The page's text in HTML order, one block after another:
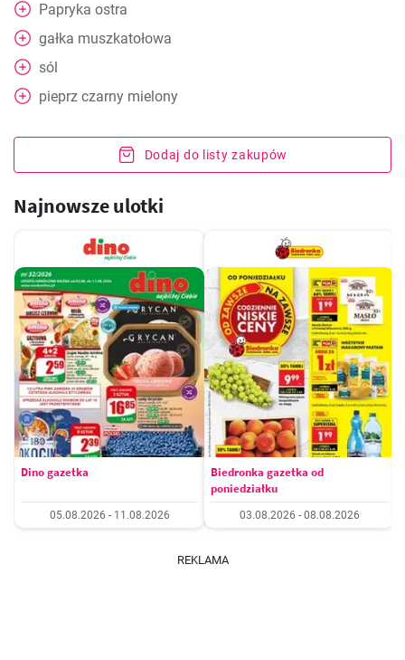
Papryka ostra
gałka muszkatołowa
sól
pieprz czarny mielony
Dodaj do listy zakupów
Najnowsze ulotki
Dino gazetka
05.08.2026 - 11.08.2026
Biedronka gazetka od
poniedziałku
03.08.2026 - 08.08.2026
REKLAMA